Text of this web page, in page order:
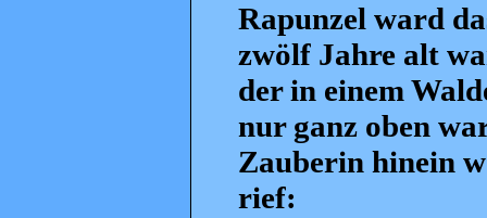
Rapunzel ward
zwölf Jahre alt
der in einem
nur ganz oben
Zauberin hinein
rief: